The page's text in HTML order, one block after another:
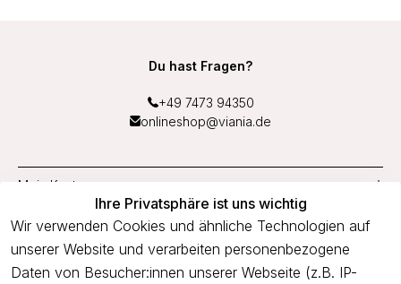
Ihre Privatsphäre ist uns wichtig
Wir verwenden Cookies und ähnliche Technologien auf
unserer Website und verarbeiten personenbezogene
Daten von Besucher:innen unserer Webseite (z.B. IP-
Du hast Fragen?
+49 7473 94350
onlineshop@viania.de
Mein Konto
Service
Unternehmen